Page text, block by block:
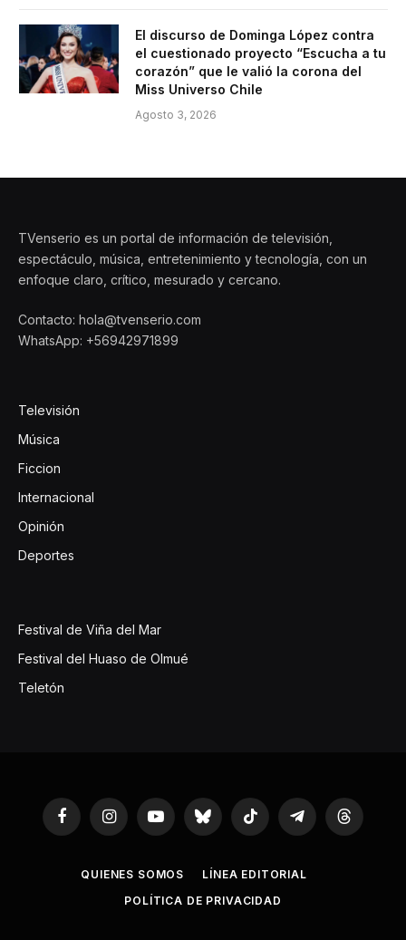
El discurso de Dominga López contra
el cuestionado proyecto “Escucha a tu
corazón” que le valió la corona del
Miss Universo Chile
Agosto 3, 2026
TVenserio es un portal de información de televisión,
espectáculo, música, entretenimiento y tecnología, con un
enfoque claro, crítico, mesurado y cercano.
Contacto: hola@tvenserio.com
WhatsApp: +56942971899
Televisión
Música
Ficcion
Internacional
Opinión
Deportes
Festival de Viña del Mar
Festival del Huaso de Olmué
Teletón
FacebookInstagramYouTubeBluesky TikTok TelegramThreads
QUIENES SOMOS
LÍNEA EDITORIAL
POLÍTICA DE PRIVACIDAD